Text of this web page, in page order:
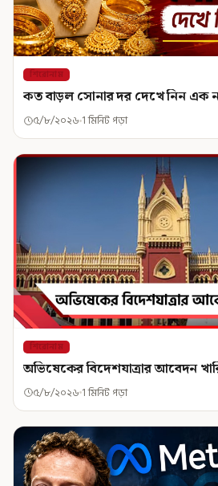
শিরোনাম
কত বাড়ল সোনার দর দেখে নিন এক
৫/৮/২০২৬ 1 মিনিট পড়া
শিরোনাম
অভিষেকের বিদেশযাত্রার আবেদন
৫/৮/২০২৬ 1 মিনিট পড়া